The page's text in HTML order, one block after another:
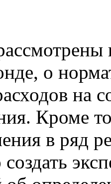
о
на
Кроме
в ряд